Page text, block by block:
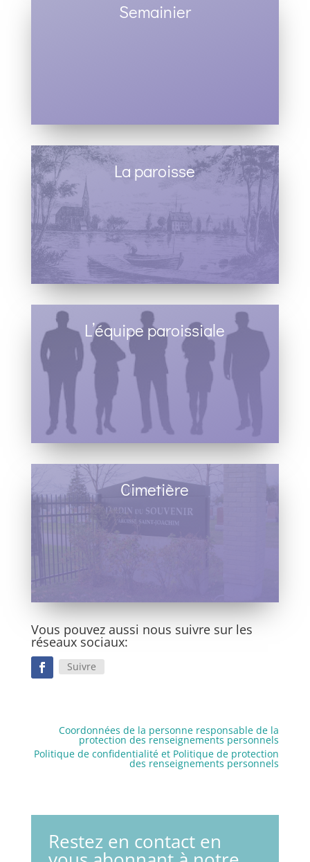
Semainier
La paroisse
L’équipe paroissiale
Cimetière
Vous pouvez aussi nous suivre sur les
réseaux sociaux:
Suivre
Coordonnées de la personne responsable de la
protection des renseignements personnels
Politique de confidentialité et Politique de protection
des renseignements personnels
Restez en contact en